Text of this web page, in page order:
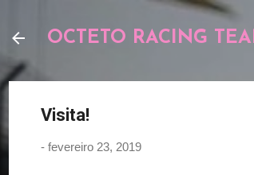
OCTETO RACING
Visita!
- fevereiro 23, 2019